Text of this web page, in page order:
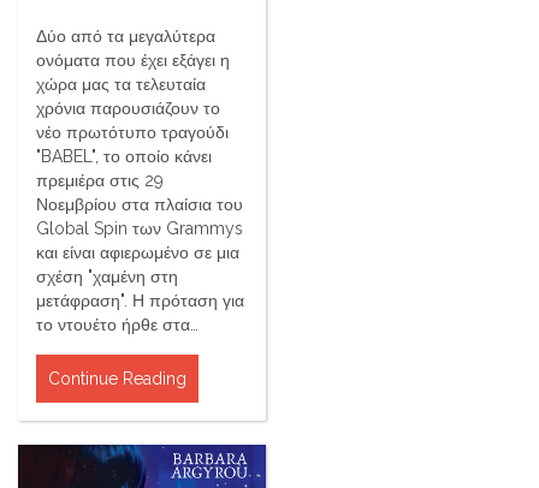
Δύο από τα μεγαλύτερα
ονόματα που έχει εξάγει η
χώρα μας τα τελευταία
χρόνια παρουσιάζουν το
νέο πρωτότυπο τραγούδι
"BABEL", το οποίο κάνει
πρεμιέρα στις 29
Νοεμβρίου στα πλαίσια του
Global Spin των Grammys
και είναι αφιερωμένο σε μια
σχέση "χαμένη στη
μετάφραση". Η πρόταση για
το ντουέτο ήρθε στα…
Continue Reading